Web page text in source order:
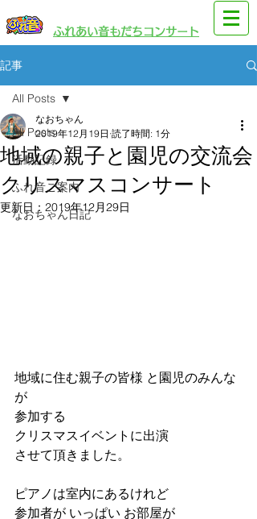
​ふれあい音もだちコンサート
記事
All Posts
活動記録
ふれ音ご案内
なおちゃん日記
All Posts
地域の親子と園児の交流会
クリスマスコンサート
なおちゃん
2019年12月19日 読了時間: 1分
更新日： 2019年12月29日
地域に住む親子の皆様 と園児のみんな
が
参加する
クリスマスイベントに出演
させて頂きました。
ピアノは室内にあるけれど
参加者が いっぱい お部屋が